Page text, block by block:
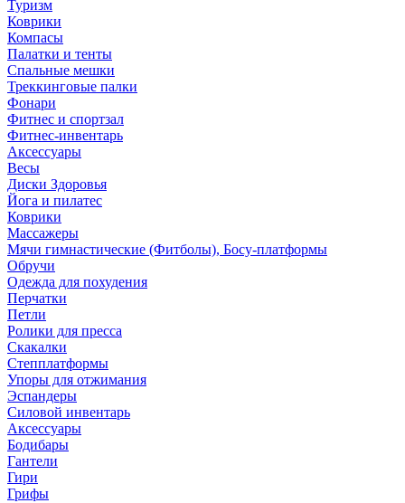
Туризм
Коврики
Компасы
Палатки и тенты
Спальные мешки
Треккинговые палки
Фонари
Фитнес и спортзал
Фитнес-инвентарь
Аксессуары
Весы
Диски Здоровья
Йога и пилатес
Коврики
Массажеры
Мячи гимнастические (Фитболы), Босу-платформы
Обручи
Одежда для похудения
Перчатки
Петли
Ролики для пресса
Скакалки
Степплатформы
Упоры для отжимания
Эспандеры
Силовой инвентарь
Аксессуары
Бодибары
Гантели
Гири
Грифы